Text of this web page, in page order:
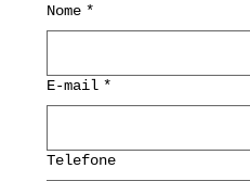
Nome *
E-mail *
Telefone